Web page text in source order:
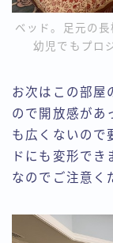
ベッド。足元の
幼児でもプロ
お次はこの部屋
ので開放感があ
も広くないので
ドにも変形で
なのでご注意く